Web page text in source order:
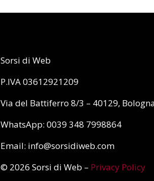
Sorsi di Web
P.IVA 03612921209
Via del Battiferro 8/3 – 40129,
WhatsApp: 0039 348 7998864
Email: info@sorsidiweb.com
© 2026 Sorsi di Web – Privacy Policy